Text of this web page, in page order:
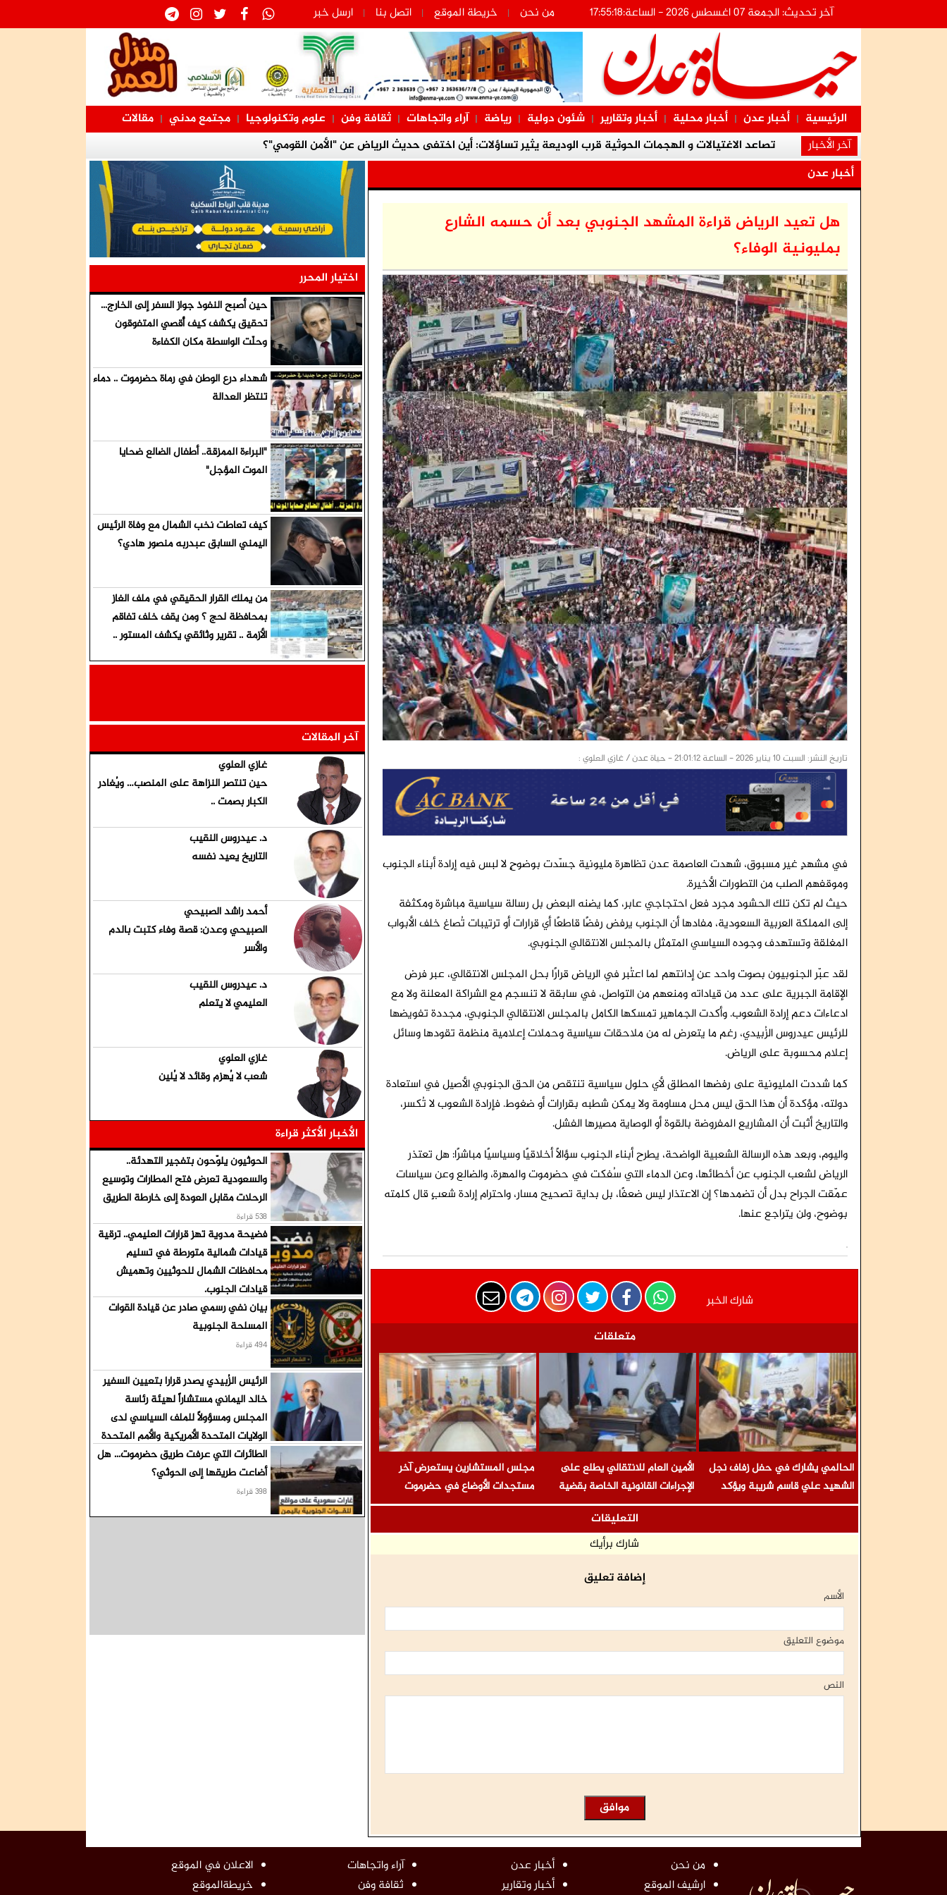
آخر تحديث: الجمعة 07 اغسطس 2026 - الساعة:17:55:18 من نحن | خريطة الموقع | اتصل بنا | ارسل خبر
الرئيسية | أخبار عدن | أخبار محلية | أخبار وتقارير | شئون دولية | رياضة | آراء واتجاهات | ثقافة وفن | علوم وتكنولوجيا | مجتمع مدني | مقالات
آخر الأخبار
تصاعد الاغتيالات و الهجمات الحوثية قرب الوديعة يثير تساؤلات: أين اختفى حديث الرياض عن "الأمن القومي"؟
الأمين العام للانتقالي يطلع على الإجراءات القانونية الخاصة بقضية المناضل المقرحي ومعتقلي تظاهرة معاشيق السلمية
مجلس المستشارين يستعرض آخر مستجدات الأوضاع في حضرموت ويحذّر من محاولات جر شباب الجنوب في معارك لا تخدم
قضيتهم
بتوجيهات الرئيس الزبيدي.. الحالمي يطمئن على صحة المناضل اللواء ناصر النوبة ويؤكد اهتمام المجلس الانتقالي برموز الثورة
الجنوبية
وقفة احتجاجية أمام المجمع القضائي بعدن تطالب بالإفراج عن " المحضار" وآخرين وحسم القضايا المتعثرة
فضيحة مدوية تهز قرارات العليمي.. ترقية قيادات شمالية متورطة في تسليم محافظات الشمال للحوثيين وتهميش قيادات
الجنوب.
النضال الشعبي الجنوبي والالتفاف القيادي.. صمام أمان السيادة والهوية
اعتقال معين المقرحي يدخل شهره الثاني وسط إدانات ومطالبات قبلية ورسمية للإفراج عنه
النقابات العمالية بلحج تدعو أبناء ردفان لتنفيذ عصيان مدني جزئي
أخبار عدن
هل تعيد الرياض قراءة المشهد الجنوبي بعد أن حسمه الشارع
بمليونية الوفاء؟
تاريخ النشر: السبت 10 يناير 2026 - الساعة 21:01:12 - حياة عدن / غازي العلوي :
في مشهدٍ غير مسبوق، شهدت العاصمة عدن تظاهرة مليونية جسّدت بوضوحٍ لا لبس فيه إرادة أبناء الجنوب
وموقفهم الصلب من التطورات الأخيرة.
حيث لم تكن تلك الحشود مجرد فعل احتجاجي عابر، كما يضنه البعض بل رسالة سياسية مباشرة ومكثفة
إلى المملكة العربية السعودية، مفادها أن الجنوب يرفض رفضًا قاطعًا أي قرارات أو ترتيبات تُصاغ خلف الأبواب
المغلقة وتستهدف وجوده السياسي المتمثل بالمجلس الانتقالي الجنوبي.
لقد عبّر الجنوبيون بصوت واحد عن إدانتهم لما اعتُبر في الرياض قرارًا بحل المجلس الانتقالي، عبر فرض
الإقامة الجبرية على عدد من قياداته ومنعهم من التواصل، في سابقة لا تنسجم مع الشراكة المعلنة ولا مع
ادعاءات دعم إرادة الشعوب. وأكدت الجماهير تمسكها الكامل بالمجلس الانتقالي الجنوبي، مجددة تفويضها
للرئيس عيدروس الزُبيدي، رغم ما يتعرض له من ملاحقات سياسية وحملات إعلامية منظمة تقودها وسائل
إعلام محسوبة على الرياض.
كما شددت المليونية على رفضها المطلق لأي حلول سياسية تنتقص من الحق الجنوبي الأصيل في استعادة
دولته، مؤكدة أن هذا الحق ليس محل مساومة ولا يمكن شطبه بقرارات أو ضغوط. فإرادة الشعوب لا تُكسر،
والتاريخ أثبت أن المشاريع المفروضة بالقوة أو الوصاية مصيرها الفشل.
واليوم، وبعد هذه الرسالة الشعبية الواضحة، يطرح أبناء الجنوب سؤالًا أخلاقيًا وسياسيًا مباشرًا: هل تعتذر
الرياض لشعب الجنوب عن أخطائها، وعن الدماء التي سُفكت في حضرموت والمهرة، والضالع وعن سياسات
عمّقت الجراح بدل أن تضمدها؟ إن الاعتذار ليس ضعفًا، بل بداية تصحيح مسار، واحترام إرادة شعبٍ قال كلمته
بوضوح، ولن يتراجع عنها.
شارك الخبر
متعلقات
الحالمي يشارك في حفل زفاف نجل
الشهيد علي قاسم شريبة ويؤكد
الوفاء لتضحيات الشهداء
الأمين العام للانتقالي يطلع على
الإجراءات القانونية الخاصة بقضية
المناضل المقرحي ومعتقلي تظاهرة
معاشيق السلمية
مجلس المستشارين يستعرض آخر
مستجدات الأوضاع في حضرموت
ويحذّر من محاولات جر شباب الجنوب
التعليقات
شارك برأيك
إضافة تعليق
الأسم
موضوع التعليق
النص
الصحافة الآن
اختيار المحرر
حين أصبح النفوذ جواز السفر إلى الخارج...
تحقيق يكشف كيف أُقصي المتفوقون
وحلّت الواسطة مكان الكفاءة
شهداء درع الوطن في رماة حضرموت .. دماء
تنتظر العدالة
"البراءة الممزقة.. أطفال الضالع ضحايا
الموت المؤجل"
كيف تعاطت نخب الشمال مع وفاة الرئيس
اليمني السابق عبدربه منصور هادي؟
من يملك القرار الحقيقي في ملف الغاز
بمحافظة لحج ؟ ومن يقف خلف تفاقم
الأزمة .. تقرير وثائقي يكشف المستور ..
آخر المقالات
غازي العلوي
حين تنتصر النزاهة على المنصب… ويُغادر
الكبار بصمت ..
د. عيدروس النقيب
التاريخ يعيد نفسه
أحمد راشد الصبيحي
الصبيحي وعدن: قصة وفاء كتبت بالدم
والأسر
د. عيدروس النقيب
العليمي لا يتعلم
غازي العلوي
شعب لا يُهزم وقائد لا يُلين
الأخبار الأكثر قراءة
الحوثيون يلوّحون بتفجير التهدئة..
والسعودية تعرض فتح المطارات وتوسيع
الرحلات مقابل العودة إلى خارطة الطريق
538 قراءة
فضيحة مدوية تهز قرارات العليمي.. ترقية
قيادات شمالية متورطة في تسليم
محافظات الشمال للحوثيين وتهميش
قيادات الجنوب.
520 قراءة
بيان نفي رسمي صادر عن قيادة القوات
المسلحة الجنوبية
494 قراءة
الرئيس الزُبيدي يصدر قرارا بتعيين السفير
خالد اليماني مستشاراً لهيئة رئاسة
المجلس ومسؤولاً للملف السياسي لدى
الولايات المتحدة الأمريكية والأمم المتحدة
419 قراءة
الطائرات التي عرفت طريق حضرموت... هل
أضاعت طريقها إلى الحوثي؟
398 قراءة
من نحن
ارشيف الموقع
أخبار عدن
أخبار وتقارير
آراء واتجاهات
ثقافة وفن
الاعلان في الموقع
خريطةالموقع